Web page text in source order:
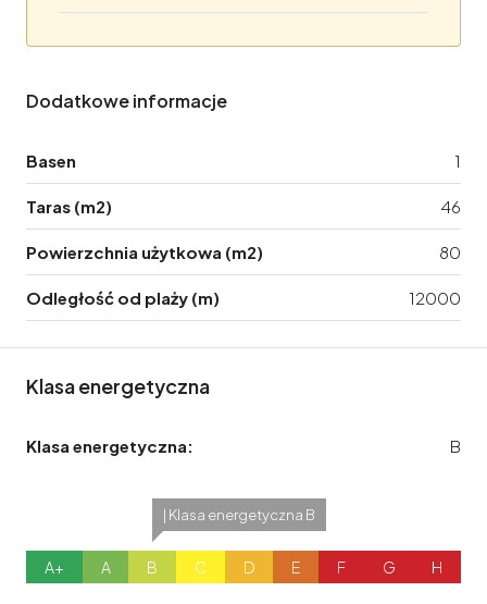
Dodatkowe informacje
Basen 1
Taras (m2) 46
Powierzchnia użytkowa (m2) 80
Odległość od plaży (m) 12000
Klasa energetyczna
Klasa energetyczna: B
A+ A
| Klasa energetyczna B
B C D E F G H